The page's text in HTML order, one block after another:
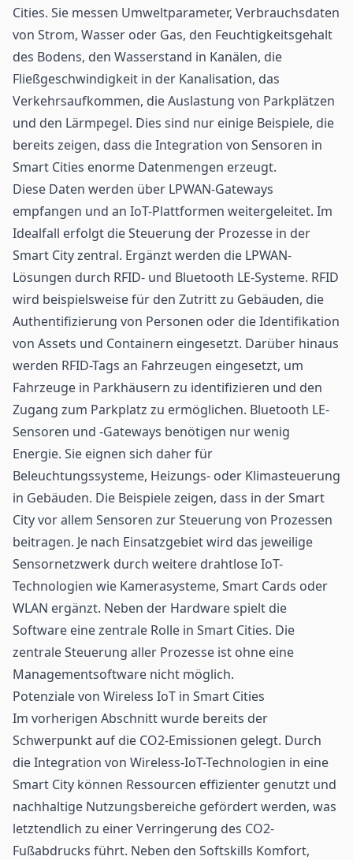
Cities. Sie messen Umweltparameter, Verbrauchsdaten
von Strom, Wasser oder Gas, den Feuchtigkeitsgehalt
des Bodens, den Wasserstand in Kanälen, die
Fließgeschwindigkeit in der Kanalisation, das
Verkehrsaufkommen, die Auslastung von Parkplätzen
und den Lärmpegel. Dies sind nur einige Beispiele, die
bereits zeigen, dass die Integration von Sensoren in
Smart Cities enorme Datenmengen erzeugt.
Diese Daten werden über LPWAN-Gateways
empfangen und an IoT-Plattformen weitergeleitet. Im
Idealfall erfolgt die Steuerung der Prozesse in der
Smart City zentral. Ergänzt werden die LPWAN-
Lösungen durch RFID- und Bluetooth LE-Systeme. RFID
wird beispielsweise für den Zutritt zu Gebäuden, die
Authentifizierung von Personen oder die Identifikation
von Assets und Containern eingesetzt. Darüber hinaus
werden RFID-Tags an Fahrzeugen eingesetzt, um
Fahrzeuge in Parkhäusern zu identifizieren und den
Zugang zum Parkplatz zu ermöglichen. Bluetooth LE-
Sensoren und -Gateways benötigen nur wenig
Energie. Sie eignen sich daher für
Beleuchtungssysteme, Heizungs- oder Klimasteuerung
in Gebäuden. Die Beispiele zeigen, dass in der Smart
City vor allem Sensoren zur Steuerung von Prozessen
beitragen. Je nach Einsatzgebiet wird das jeweilige
Sensornetzwerk durch weitere drahtlose IoT-
Technologien wie Kamerasysteme, Smart Cards oder
WLAN ergänzt. Neben der Hardware spielt die
Software eine zentrale Rolle in Smart Cities. Die
zentrale Steuerung aller Prozesse ist ohne eine
Managementsoftware nicht möglich.
Potenziale von Wireless IoT in Smart Cities
Im vorherigen Abschnitt wurde bereits der
Schwerpunkt auf die CO2-Emissionen gelegt. Durch
die Integration von Wireless-IoT-Technologien in eine
Smart City können Ressourcen effizienter genutzt und
nachhaltige Nutzungsbereiche gefördert werden, was
letztendlich zu einer Verringerung des CO2-
Fußabdrucks führt. Neben den Softskills Komfort,